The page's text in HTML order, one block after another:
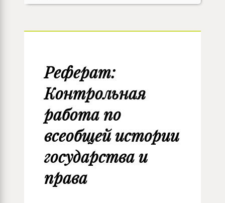
Реферат:
Контрольная
работа по
всеобщей истории
государства и
права